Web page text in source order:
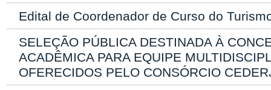
Edital de Coordenador de Curso do
SELEÇÃO PÚBLICA DESTINADA À
ACADÊMICA PARA EQUIPE
OFERECIDOS PELO CONSÓRCIO